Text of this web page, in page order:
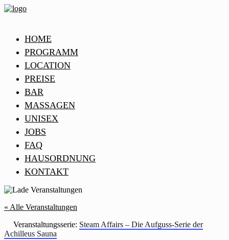
HOME
PROGRAMM
LOCATION
PREISE
BAR
MASSAGEN
UNISEX
JOBS
FAQ
HAUSORDNUNG
KONTAKT
« Alle Veranstaltungen
Veranstaltungsserie: Steam Affairs – Die Aufguss-Serie der
Achilleus Sauna